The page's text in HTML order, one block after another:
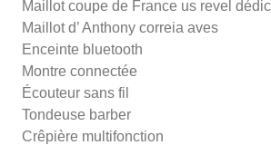
Maillot coupe de France us revel
Maillot d’ Anthony correia aves
Enceinte bluetooth
Montre connectée
Écouteur sans fil
Tondeuse barber
Crêpière multifonction